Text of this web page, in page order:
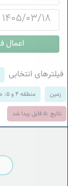
فیلترهای انتخابی
زمین منطقه 4 و 5: طلاب
نتایج :5 فایل پیدا شد